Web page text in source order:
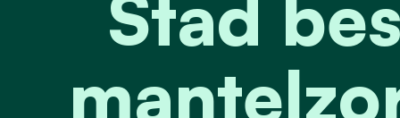
Stad